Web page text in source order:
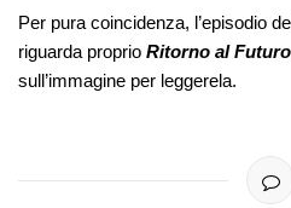
Per pura coincidenza, l’episodio
riguarda proprio Ritorno al
sull’immagine per leggerela.